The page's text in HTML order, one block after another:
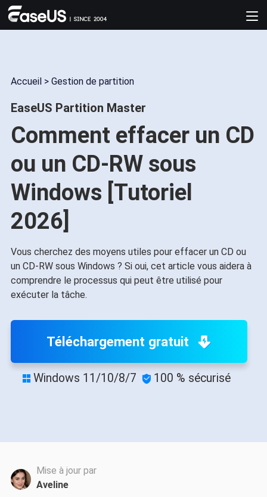
Accueil > Gestion de partition
EaseUS Partition Master
Comment effacer un CD
ou un CD-RW sous
Windows [Tutoriel
2026]
Vous cherchez des moyens utiles pour effacer un CD ou
un CD-RW sous Windows ? Si oui, cet article vous aidera à
comprendre le processus qui peut être utilisé pour
exécuter la tâche.
Téléchargement gratuit
 Windows 11/10/8/7  100 % sécurisé
Mise à jour par
Aveline